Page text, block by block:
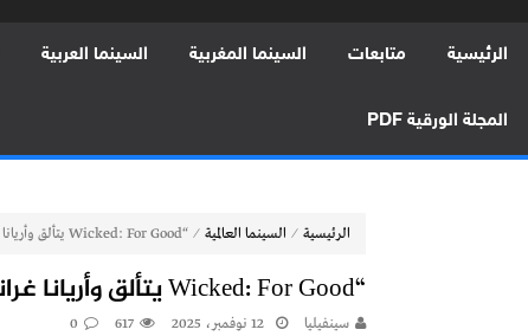
الرئيسية متابعات السينما المغربية السينما العربية
المجلة الورقية PDF
الرئيسية ⁄ السينما العالمية ⁄ “Wicked: For Good يتألق وأريانا غراندي تتصدر سباق أفضل ممثلة مساعدة”
“Wicked: For Good يتألق وأريانا غراندي تتصدر سباق أفضل ممثلة مساعدة”
سينفيليا 12 نوفمبر، 2025 617
0